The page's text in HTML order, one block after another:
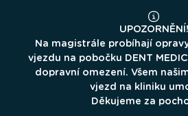
UPOZORNĚNÍ!
Na magistrále probíhají
vjezdu na pobočku DENT
dopravní omezení. Všem
vjezd na kliniku
Děkujeme za